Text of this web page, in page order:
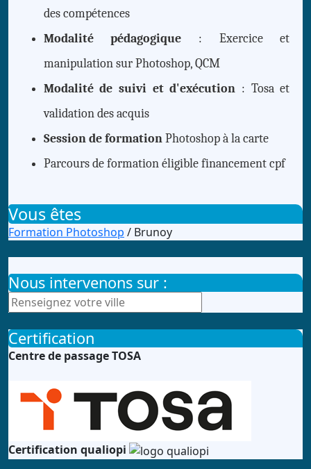
des compétences
Modalité pédagogique : Exercice et
manipulation sur Photoshop, QCM
Modalité de suivi et d'exécution : Tosa et
validation des acquis
Session de formationPhotoshop à la carte
Parcours de formation éligible financement cpf
Vous êtes
Formation Photoshop / Brunoy
Nous intervenons sur :
Certification
Centre de passage TOSA
Certification qualiopi